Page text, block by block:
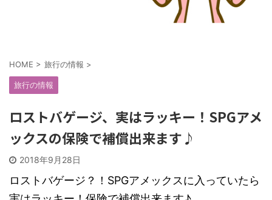
HOME > 旅行の情報 >
旅行の情報
ロストバゲージ、実はラッキー！SPGアメ
ックスの保険で補償出来ます♪
2018年9月28日
ロストバゲージ？！SPGアメックスに入っていたら